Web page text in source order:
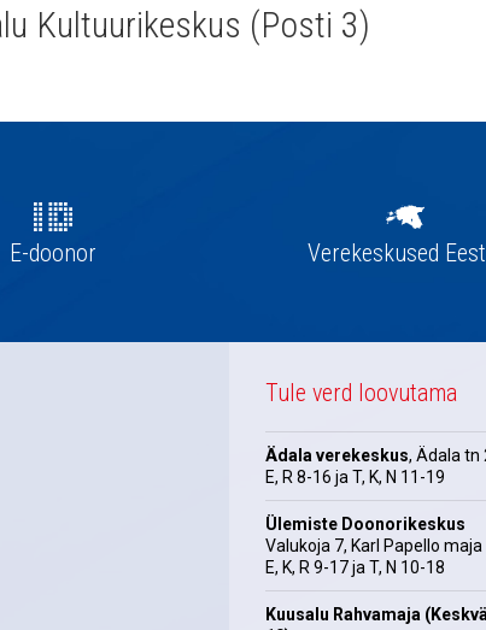
Kultuurikeskus (Posti 3)
E-doonor Verekeskused
Tule verd loovutama
Ädala verekeskus, Ädala tn
E, R 8-16 ja T, K, N 11-19
Ülemiste Doonorikeskus
Valukoja 7, Karl Papello maja
E, K, R 9-17 ja T, N 10-18
Kuusalu Rahvamaja